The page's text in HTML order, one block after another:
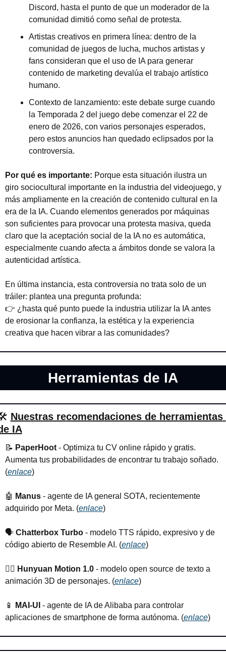
Discord, hasta el punto de que un moderador de la
comunidad dimitió como señal de protesta.
Artistas creativos en primera línea: dentro de la
comunidad de juegos de lucha, muchos artistas y
fans consideran que el uso de IA para generar
contenido de marketing devalúa el trabajo artístico
humano.
Contexto de lanzamiento: este debate surge cuando
la Temporada 2 del juego debe comenzar el 22 de
enero de 2026, con varios personajes esperados,
pero estos anuncios han quedado eclipsados por la
controversia.
Por qué es importante: Porque esta situación ilustra un
giro sociocultural importante en la industria del videojuego, y
más ampliamente en la creación de contenido cultural en la
era de la IA. Cuando elementos generados por máquinas
son suficientes para provocar una protesta masiva, queda
claro que la aceptación social de la IA no es automática,
especialmente cuando afecta a ámbitos donde se valora la
autenticidad artística.
En última instancia, esta controversia no trata solo de un
tráiler: plantea una pregunta profunda:
👉 ¿hasta qué punto puede la industria utilizar la IA antes
de erosionar la confianza, la estética y la experiencia
creativa que hacen vibrar a las comunidades?
Herramientas de IA
Nuestras recomendaciones de herramientas
IA
📝 PaperHoot - Optimiza tu CV online rápido y gratis.
Aumenta tus probabilidades de encontrar tu trabajo soñado.
(enlace)
🤖 Manus - agente de IA general SOTA, recientemente
adquirido por Meta. (enlace)
🗣️ Chatterbox Turbo - modelo TTS rápido, expresivo y de
código abierto de Resemble AI. (enlace)
🏃‍♂️ Hunyuan Motion 1.0 - modelo open source de texto a
animación 3D de personajes. (enlace)
📱 MAI-UI - agente de IA de Alibaba para controlar
aplicaciones de smartphone de forma autónoma. (enlace)